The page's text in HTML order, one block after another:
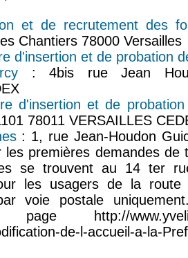
et de recrutement des
Chantiers 78000 Versailles
d'insertion et de probation
: 4bis rue Jean
d'insertion et de
78011 VERSAILLES
: 1, rue Jean-Houdon
les premières demandes de
se trouvent au 14 ter
les usagers de la route
voie postale
http://
de-l-accueil-a-la-